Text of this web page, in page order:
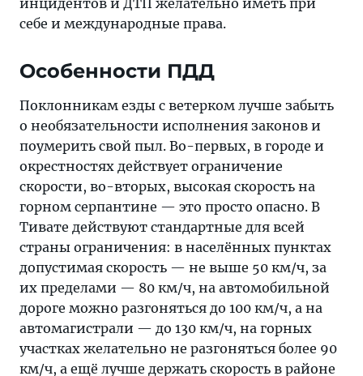
инцидентов и ДТП желательно иметь при
себе и международные права.
Особенности ПДД
Поклонникам езды с ветерком лучше забыть
о необязательности исполнения законов и
поумерить свой пыл. Во-первых, в городе и
окрестностях действует ограничение
скорости, во-вторых, высокая скорость на
горном серпантине — это просто опасно. В
Тивате действуют стандартные для всей
страны ограничения: в населённых пунктах
допустимая скорость — не выше 50 км/ч, за
их пределами — 80 км/ч, на автомобильной
дороге можно разгоняться до 100 км/ч, а на
автомагистрали — до 130 км/ч, на горных
участках желательно не разгоняться более 90
км/ч, а ещё лучше держать скорость в районе